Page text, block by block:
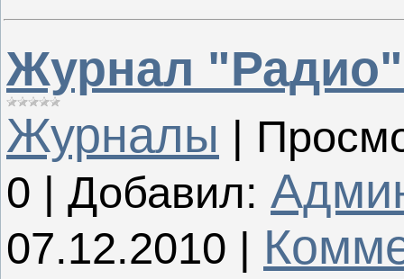
Журнал "Радио"
Журналы |
0 | Добавил:
07.12.2010 |